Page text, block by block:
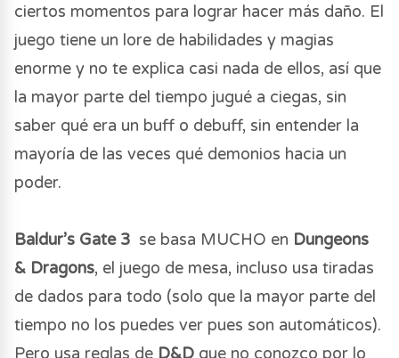
ciertos momentos para lograr hacer más daño. El
juego tiene un lore de habilidades y magias
enorme y no te explica casi nada de ellos, así que
la mayor parte del tiempo jugué a ciegas, sin
saber qué era un buff o debuff, sin entender la
mayoría de las veces qué demonios hacia un
poder.
Baldur’s Gate 3 se basa MUCHO en Dungeons
& Dragons, el juego de mesa, incluso usa tiradas
de dados para todo (solo que la mayor parte del
tiempo no los puedes ver pues son automáticos).
Pero usa reglas de D&D que no conozco por lo